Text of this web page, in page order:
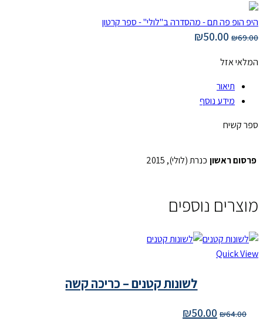
תם - מהסדרה ב"לולי" - ספר קרטון
₪
נוסף
כנרת (לולי), 2015
נוספים
לשונות קטנים – כריכה קשה
₪50.00